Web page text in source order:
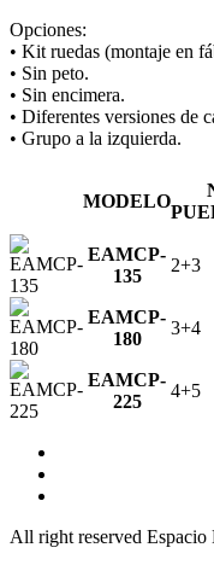
Opciones:
• Kit ruedas (montaje en
• Sin peto.
• Sin encimera.
• Diferentes versiones de
• Grupo a la izquierda.
MODELO
EAMCP-
135
2+3
EAMCP-
180
3+4
EAMCP-
225
4+5
All right reserved Espacio